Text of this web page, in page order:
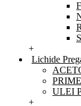
+
Lichide
ULEI
+